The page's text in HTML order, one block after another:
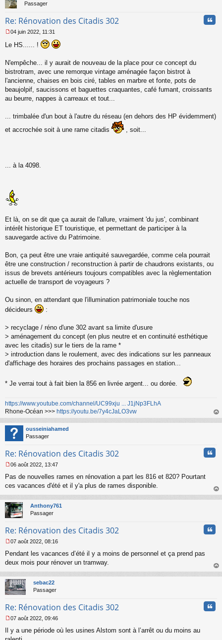
Passager
Re: Rénovation des Citadis 302
e
a
g
e
n
o
04 juin 2022, 11:31
Le HS...... !
N'empêche... il y aurait de nouveau de la place pour ce concept du
bistrotram, avec une remorque vintage aménagée façon bistrot à
l'ancienne, chaises en bois ciré, tables en marbre et fonte, pots de
beaujolpif, saucissons et baguettes craquantes, café fumant, croissants
au beurre, nappes à carreaux et tout...
... trimbalée d'un bout à l'autre du réseau (en dehors des HP évidemment)
et accrochée soit à une rame citadis
, soit...
... à la 4098.
Et là, on se dit que ça aurait de l'allure, vraiment 'du jus', combinant
intérêt historique ET touristique, et permettant de participer à la
sauvegarde active du Patrimoine.
Bon, ça peut être une vraie antiquité sauvegardée, comme cela pourrait
être une construction / reconstruction à partir de chaudrons existants, ou
issus de brevets antérieurs toujours compatibles avec la règlementation
actuelle de transport de voyageurs ?
Ou sinon, en attendant que l'illumination patrimoniale touche nos
décideurs
:
> recyclage / réno d'une 302 avant sa limite d'usure
> aménagement du concept (en plus neutre et en continuité esthétique
avec les citadis) sur le tiers de la rame *
> introduction dans le roulement, avec des indications sur les panneaux
d'affichage des horaires des prochains passages en station...
* Je verrai tout à fait bien la 856 en livrée argent... ou dorée.
https://www.youtube.com/channel/UC99xju ... J1jNp3FLhA
Rhone-Océan >>> https://youtu.be/7y4cJaLO3vw
au
ousseiniahamed
Passager
Re: Rénovation des Citadis 302
e
s
a
g
e
o
l
u
06 août 2022, 13:47
Pas de nouvelles rames en rénovation a part les 816 et 820? Pourtant
ces vacances d'été et il y'a plus de rames disponible.
au
Anthony761
Passager
Re: Rénovation des Citadis 302
e
s
a
g
e
o
l
u
07 août 2022, 08:16
Pendant les vacances d’été il y a moins de personnel et ça prend pas
deux mois pour rénover un tramway.
au
sebac22
Passager
Re: Rénovation des Citadis 302
e
s
07 août 2022, 09:46
Il y a une période où les usines Alstom sont à l’arrêt ou du moins au